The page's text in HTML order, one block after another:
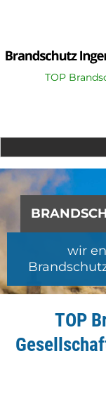
TOP
wir
TOP